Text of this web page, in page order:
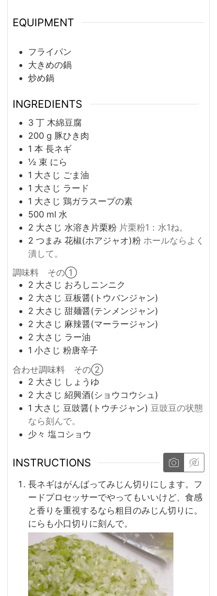
EQUIPMENT
フライパン
大きめの鍋
炒め鍋
INGREDIENTS
3 丁 木綿豆腐
200 g 豚ひき肉
1 本 長ネギ
½ 束 にら
1 大さじ ごま油
1 大さじ ラード
1 大さじ 鶏ガラスープの素
500 ml 水
2 大さじ 水溶き片栗粉 片栗粉1：水1ね。
2 つまみ 花椒(ホアジャオ)粉 ホールならよく
潰して。
調味料 その①
2 大さじ おろしニンニク
2 大さじ 豆板醤(トウバンジャン)
2 大さじ 甜麺醤(テンメンジャン)
2 大さじ 麻辣醤(マーラージャン)
2 大さじ ラー油
1 小さじ 粉唐辛子
合わせ調味料 その②
2 大さじ しょうゆ
2 大さじ 紹興酒(ショウコウシュ)
1 大さじ 豆豉醤(トウチジャン) 豆豉豆の状態
なら刻んで。
少々 塩コショウ
INSTRUCTIONS
長ネギはがんばってみじん切りにします。フ
ードプロセッサーでやってもいいけど、食感
と香りを重視するなら粗目のみじん切りに。
にらも小口切りに刻んで。